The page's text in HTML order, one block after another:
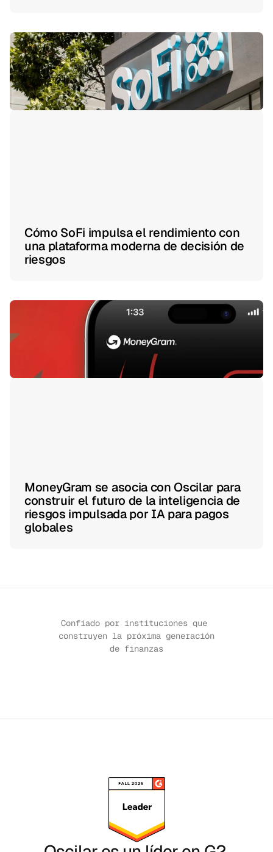
Cómo SoFi impulsa el rendimiento con
una plataforma moderna de decisión de
riesgos
MoneyGram se asocia con Oscilar para
construir el futuro de la inteligencia de
riesgos impulsada por IA para pagos
globales
Confiado por instituciones que
construyen la próxima generación
de finanzas